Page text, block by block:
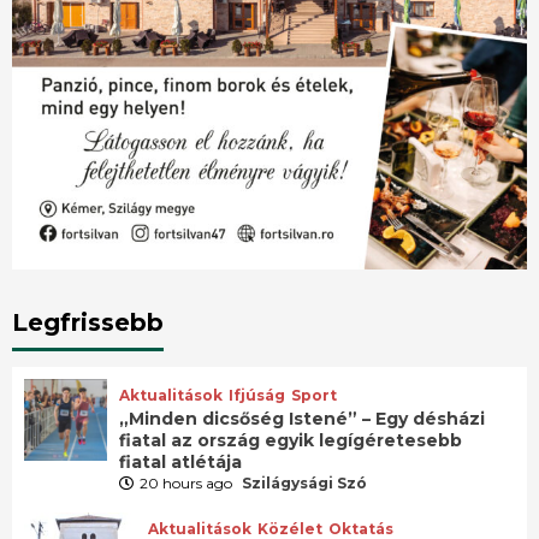
Legfrissebb
Aktualitások Ifjúság Sport
„Minden dicsőség Istené” – Egy désházi
fiatal az ország egyik legígéretesebb
fiatal atlétája
20 hours ago Szilágysági Szó
Aktualitások Közélet Oktatás